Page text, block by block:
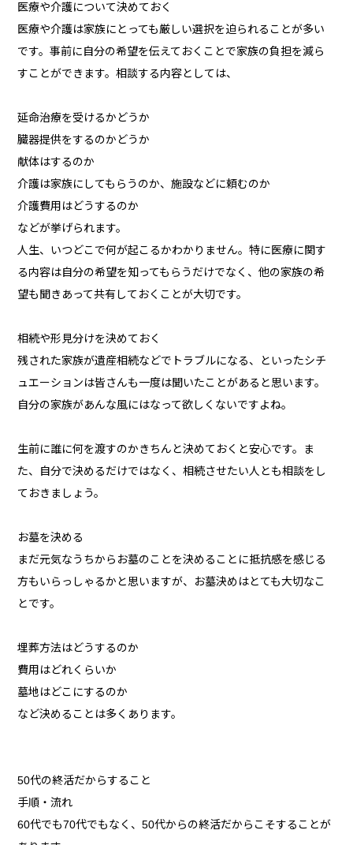
医療や介護について決めておく
医療や介護は家族にとっても厳しい選択を迫られることが多い
です。事前に自分の希望を伝えておくことで家族の負担を減ら
すことができます。相談する内容としては、
延命治療を受けるかどうか
臓器提供をするのかどうか
献体はするのか
介護は家族にしてもらうのか、施設などに頼むのか
介護費用はどうするのか
などが挙げられます。
人生、いつどこで何が起こるかわかりません。特に医療に関す
る内容は自分の希望を知ってもらうだけでなく、他の家族の希
望も聞きあって共有しておくことが大切です。
相続や形見分けを決めておく
残された家族が遺産相続などでトラブルになる、といったシチ
ュエーションは皆さんも一度は聞いたことがあると思います。
自分の家族があんな風にはなって欲しくないですよね。
生前に誰に何を渡すのかきちんと決めておくと安心です。ま
た、自分で決めるだけではなく、相続させたい人とも相談をし
ておきましょう。
お墓を決める
まだ元気なうちからお墓のことを決めることに抵抗感を感じる
方もいらっしゃるかと思いますが、お墓決めはとても大切なこ
とです。
埋葬方法はどうするのか
費用はどれくらいか
墓地はどこにするのか
など決めることは多くあります。
50代の終活だからすること
手順・流れ
60代でも70代でもなく、50代からの終活だからこそすることが